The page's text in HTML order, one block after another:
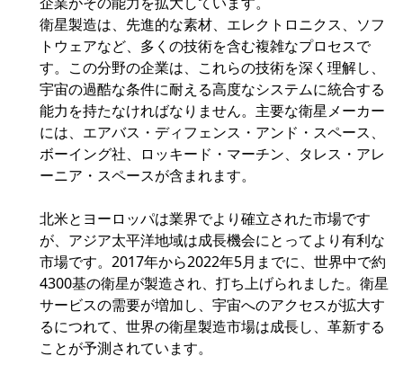
衛星製造は、先進的な素材、エレクトロニクス、ソフ
トウェアなど、多くの技術を含む複雑なプロセスで
す。この分野の企業は、これらの技術を深く理解し、
宇宙の過酷な条件に耐える高度なシステムに統合する
能力を持たなければなりません。主要な衛星メーカー
には、エアバス・ディフェンス・アンド・スペース、
ボーイング社、ロッキード・マーチン、タレス・アレ
ーニア・スペースが含まれます。
北米とヨーロッパは業界でより確立された市場です
が、アジア太平洋地域は成長機会にとってより有利な
市場です。2017年から2022年5月までに、世界中で約
4300基の衛星が製造され、打ち上げられました。衛星
サービスの需要が増加し、宇宙へのアクセスが拡大す
るにつれて、世界の衛星製造市場は成長し、革新する
ことが予測されています。